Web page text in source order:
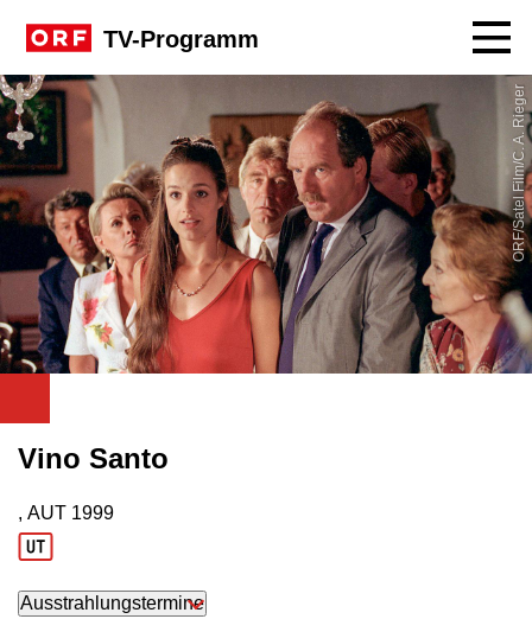
TV-Programm
ORF/Satel Film/C. A. Rieger
Vino Santo
Produktionsland: AUT
, AUT
Produktionsjahr: 1999
1999
Ausstrahlungstermine